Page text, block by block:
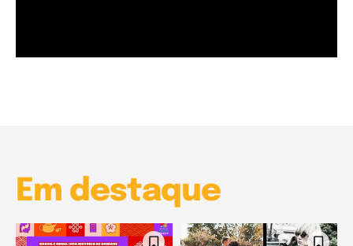
Em destaque